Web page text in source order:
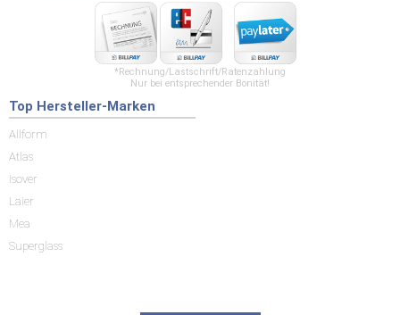
*Rechnung/Lastschrift/Ratenzahlung
Nur bei entsprechender Bonität!
Top Hersteller-Marken
Allform
Atlas
Isover
Laier
Mea
Superglass